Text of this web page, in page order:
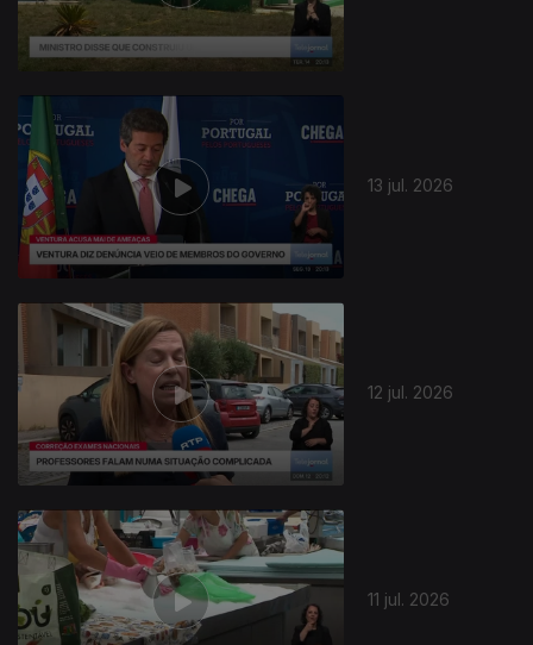
13 jul. 2026
12 jul. 2026
11 jul. 2026